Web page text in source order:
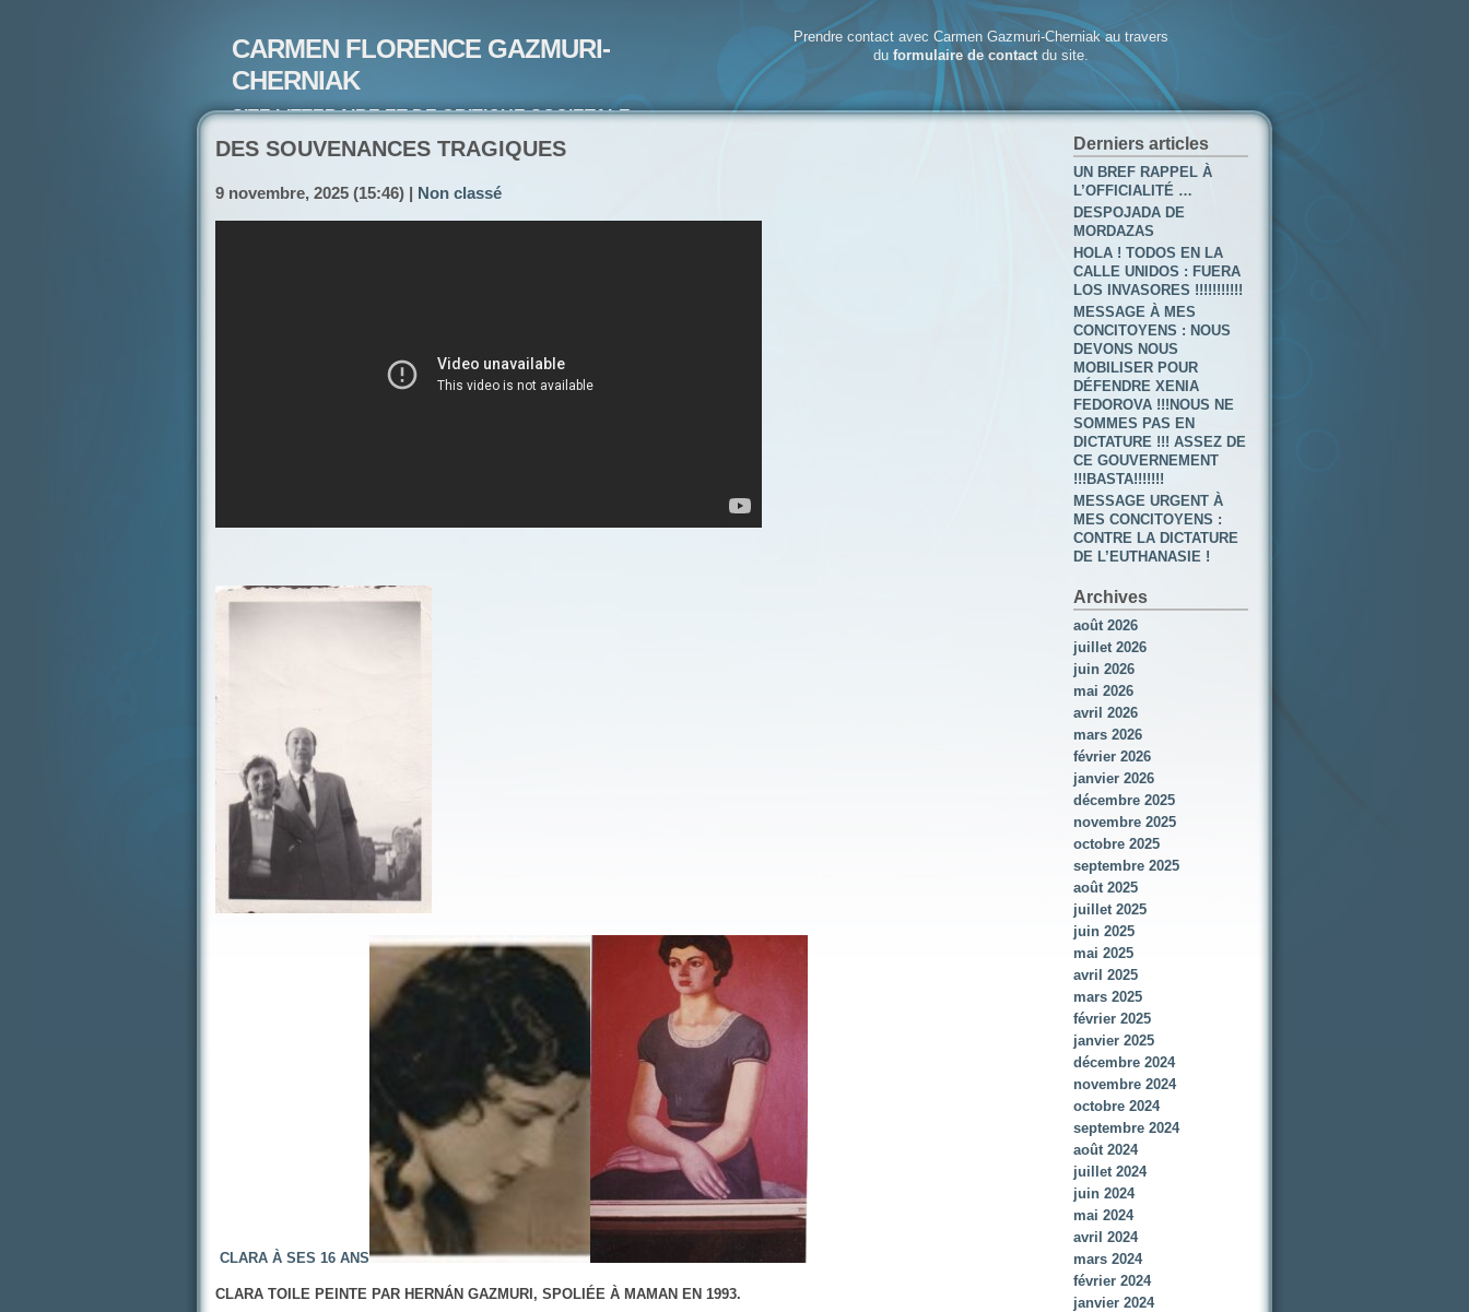
CARMEN FLORENCE GAZMURI-
CHERNIAK
SITE LITTERAIRE ET DE CRITIQUE SOCIETALE-
Prendre contact avec Carmen Gazmuri-Cherniak au travers
du formulaire de contactdu site.
DES SOUVENANCES TRAGIQUES
9 novembre, 2025 (15:46) | Non classé
CLARA À SES 16 ANS
CLARA TOILE PEINTE PAR HERNÁN GAZMURI, SPOLIÉE À MAMAN EN 1993.
Derniers articles
UN BREF RAPPEL À
L’OFFICIALITÉ …
DESPOJADA DE
MORDAZAS
HOLA ! TODOS EN LA
CALLE UNIDOS : FUERA
LOS INVASORES !!!!!!!!!!!
MESSAGE À MES
CONCITOYENS : NOUS
DEVONS NOUS
MOBILISER POUR
DÉFENDRE XENIA
FEDOROVA !!!NOUS NE
SOMMES PAS EN
DICTATURE !!! ASSEZ DE
CE GOUVERNEMENT
!!!BASTA!!!!!!!
MESSAGE URGENT À
MES CONCITOYENS :
CONTRE LA DICTATURE
DE L’EUTHANASIE !
Archives
août 2026
juillet 2026
juin 2026
mai 2026
avril 2026
mars 2026
février 2026
janvier 2026
décembre 2025
novembre 2025
octobre 2025
septembre 2025
août 2025
juillet 2025
juin 2025
mai 2025
avril 2025
mars 2025
février 2025
janvier 2025
décembre 2024
novembre 2024
octobre 2024
septembre 2024
août 2024
juillet 2024
juin 2024
mai 2024
avril 2024
mars 2024
février 2024
janvier 2024